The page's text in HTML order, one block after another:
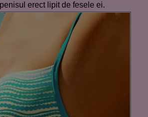
erect lipit de fesele ei.